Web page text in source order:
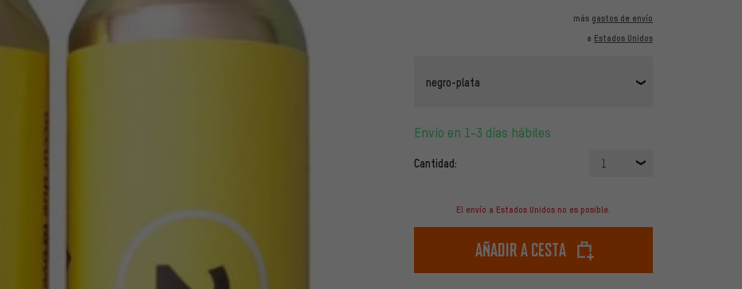
más gastos de envío
a Estados Unidos
negro-plata
Envío en 1-3 días hábiles
Cantidad: 1
El envío a Estados Unidos no es posible.
Añadir a cesta